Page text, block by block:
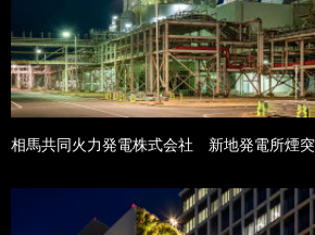
相馬共同火力発電株式会社 新地発電所煙